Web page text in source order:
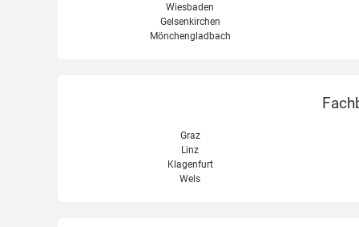
Wiesbaden
Gelsenkirchen
Mönchengladbach
Graz
Linz
Klagenfurt
Wels